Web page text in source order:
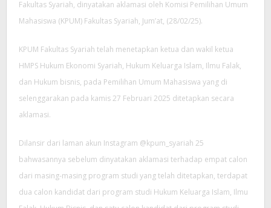
Fakultas Syariah, dinyatakan aklamasi oleh Komisi Pemilihan Umum
Mahasiswa (KPUM) Fakultas Syariah, Jum’at, (28/02/25).
KPUM Fakultas Syariah telah menetapkan ketua dan wakil ketua
HMPS Hukum Ekonomi Syariah, Hukum Keluarga Islam, Ilmu Falak,
dan Hukum bisnis, pada Pemilihan Umum Mahasiswa yang di
selenggarakan pada kamis 27 Februari 2025 ditetapkan secara
aklamasi.
Dilansir dari laman akun Instagram @kpum_syariah 25
bahwasannya sebelum dinyatakan aklamasi terhadap empat calon
dari masing-masing program studi yang telah ditetapkan, terdapat
dua calon kandidat dari program studi Hukum Keluarga Islam, Ilmu